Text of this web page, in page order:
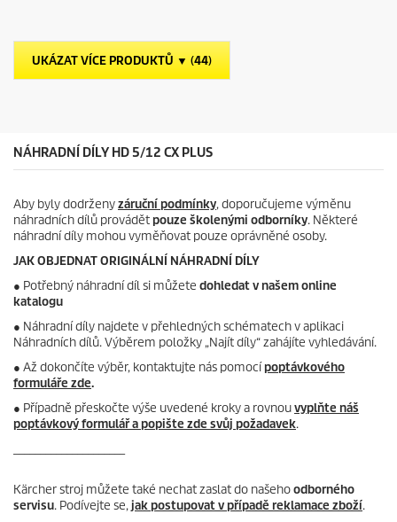
t
p
r
i
č
e
UKÁZAT VÍCE PRODUKTŮ ▼ (44)
NÁHRADNÍ DÍLY HD 5/12 CX PLUS
Aby byly dodrženyzáruční podmínky, doporučujeme výměnu
náhradních dílů provádětpouze školenými odborníky. Některé
náhradní díly mohou vyměňovat pouze oprávněné osoby.
JAK OBJEDNAT ORIGINÁLNÍ NÁHRADNÍ DÍLY
● Potřebný náhradní díl si můžete dohledat v našem online
katalogu
● Náhradní díly najdete v přehledných schématech v aplikaci
Náhradních dílů. Výběrem položky „Najít díly“ zahájíte vyhledávání.
● Až dokončíte výběr, kontaktujte nás pomocípoptávkového
formuláře zde.
● Případně přeskočte výše uvedené kroky a rovnouvyplňte náš
poptávkový formulář a popište zde svůj požadavek.
Kärcher stroj můžete také nechat zaslat do našehoodborného
servisu. Podívejte se,jak postupovat v případě reklamace zboží.